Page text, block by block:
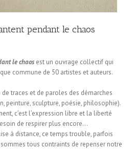
pendant le chaos
le chaos est un ouvrage collectif qui
commune de 50 artistes et auteurs.
traces et de paroles des démarches
peinture, sculpture, poésie, philosophie).
c’est l’expression libre et la liberté
de respirer plus encore…
à distance, ce temps trouble, parfois
tous contraints de repenser notre